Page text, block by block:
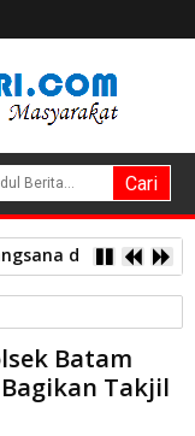
dan Bagikan
BersamaBatam
Takjil